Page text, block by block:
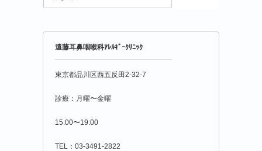
粉
遠藤耳鼻咽喉科ｱﾚﾙｷﾞｰｸﾘﾆｯｸ
東京都品川区西五反田2-32-7
診療：月曜〜金曜
15:00〜19:00
TEL：03-3491-2822